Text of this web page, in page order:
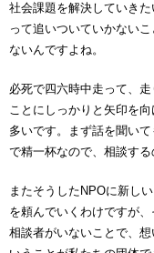
社会課題を解決していき
って追いついていかない
ないんですよね。
必死で四六時中走って、
ことにしっかりと矢印を
多いです。まず話を聞い
で精一杯なので、相談する
またそうしたNPOに新し
を頼んでいくわけですが
相談者がいないことで、